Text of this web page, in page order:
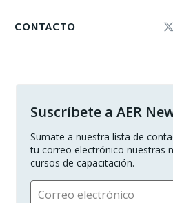
CONTACTO
Suscríbete a AER
Sumate a nuestra lista de
tu correo electrónico nuestras
cursos de capacitación.
Correo electrónico